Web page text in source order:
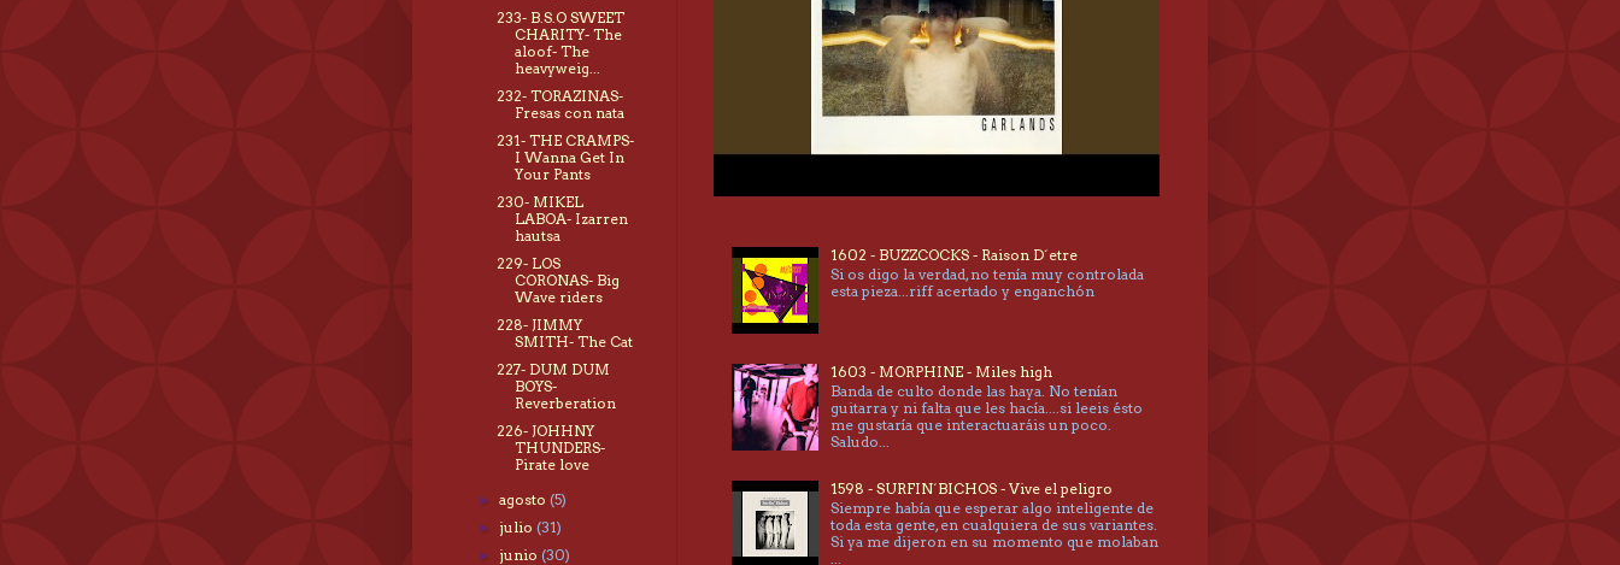
1602 - BUZZCOCKS - Raison D´etre
Si os digo la verdad, no tenía muy controlada
esta pieza...riff acertado y enganchón
1603 - MORPHINE - Miles high
Banda de culto donde las haya. No tenían
guitarra y ni falta que les hacía....si leeis ésto
me gustaría que interactuaráis un poco.
Saludo...
1598 - SURFIN´BICHOS - Vive el peligro
Siempre había que esperar algo inteligente de
toda esta gente, en cualquiera de sus variantes.
Si ya me dijeron en su momento que molaban
233- B.S.O SWEET
CHARITY- The
aloof- The
heavyweig...
232- TORAZINAS-
Fresas con nata
231- THE CRAMPS-
I Wanna Get In
Your Pants
230- MIKEL
LABOA- Izarren
hautsa
229- LOS
CORONAS- Big
Wave riders
228- JIMMY
SMITH- The Cat
227- DUM DUM
BOYS-
Reverberation
226- JOHHNY
THUNDERS-
Pirate love
►agosto(5)
► julio(31)
► junio(30)